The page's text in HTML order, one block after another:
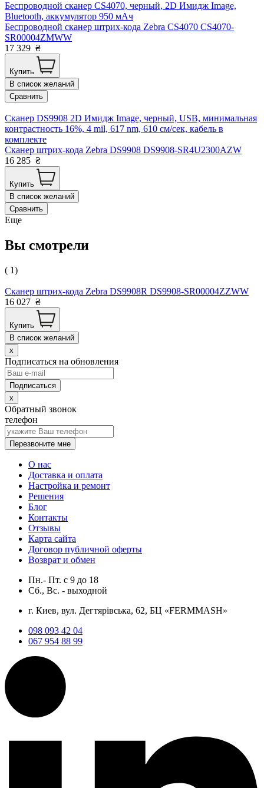
Беспроводной сканер СS4070, черный, 2D Имидж Image,
Bluetooth, аккумулятор 950 мАч
Беспроводной сканер штрих-кода Zebra СS4070 CS4070-
SR00004ZMWW
17 329 ₴
Купить
В список желаний
Сравнить
Сканер DS9908 2D Имидж Image, черный, USB, минимальная
контрастность 16%, 4 mil, 617 nm, 610 см/сек, кабель в
комплекте
Сканер штрих-кода Zebra DS9908 DS9908-SR4U2300AZW
16 285 ₴
Купить
В список желаний
Сравнить
Еще
Вы смотрели
( 1)
Сканер штрих-кода Zebra DS9908R DS9908-SR00004ZZWW
16 027 ₴
Купить
В список желаний
x
Подписаться на обновления
x
Обратный звонок
телефон
Перезвоните мне
О нас
Доставка и оплата
Настройка и ремонт
Решения
Блог
Контакты
Отзывы
Карта сайта
Договор публичной оферты
Возврат и обмен
Пн.- Пт. с 9 до 18
Сб., Вс. - выходной
г. Киев, вул. Дегтярівська, 62, БЦ «FERMMASH»
098 093 42 04
067 954 88 99